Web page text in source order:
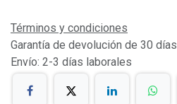
Términos y condiciones
Garantía de devolución de 30 días
Envío: 2-3 días laborales